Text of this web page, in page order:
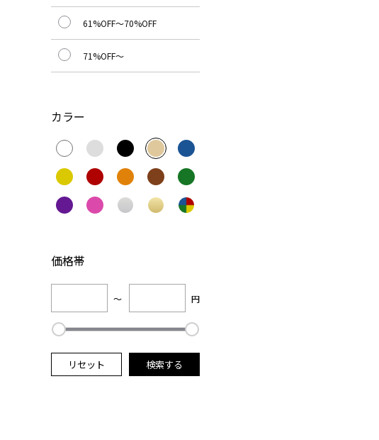
61%OFF～70%OFF
71%OFF～
カラー
価格帯
～ 円
リセット 検索する